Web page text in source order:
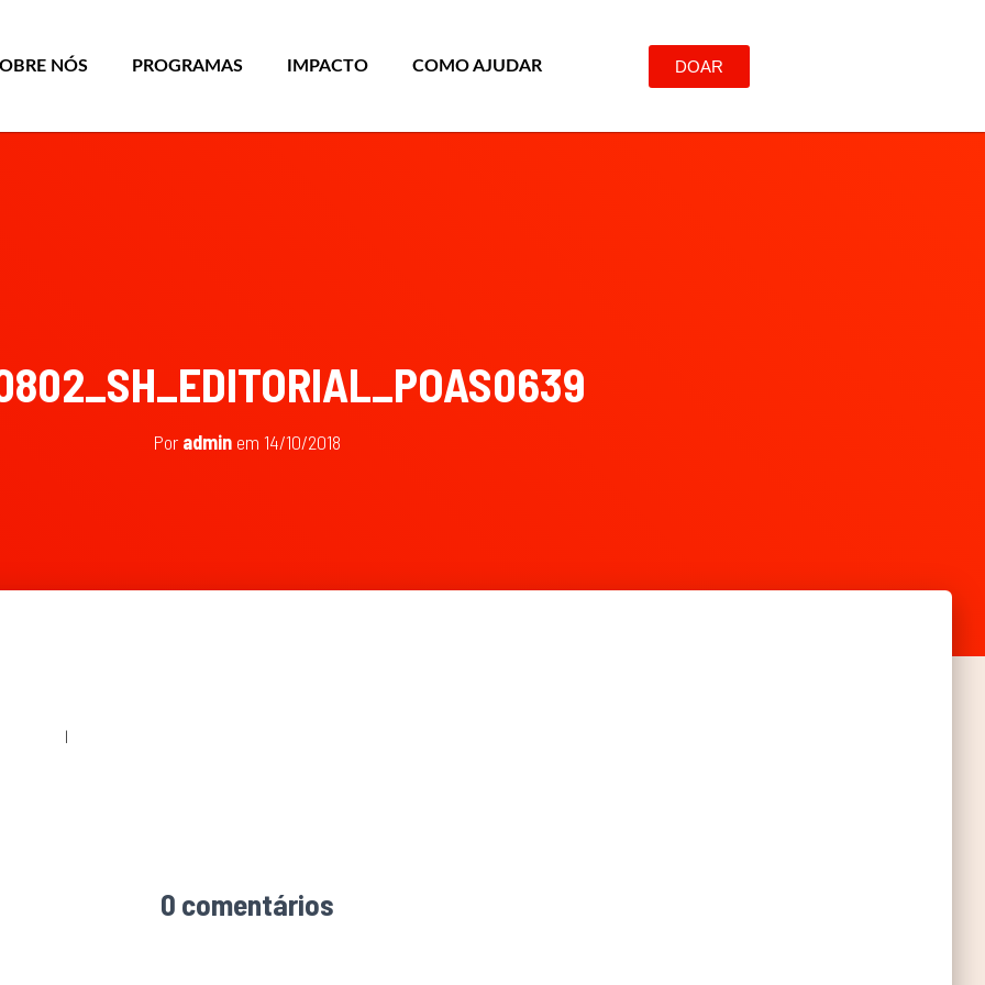
NÓS PROGRAMAS IMPACTO COMO AJUDAR DOAR
Por adminem 14/10/2018
|
0 comentários